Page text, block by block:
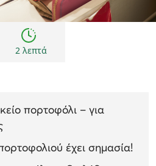
2 λεπτά
πορτοφόλι – για
έχει σημασία!